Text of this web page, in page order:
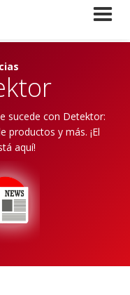
sucede con Detektor:
productos y más. ¡El
aquí!